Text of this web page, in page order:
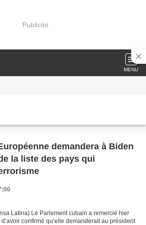
Publicité
MENU
demandera à Biden
la liste des pays qui
Latina) Le Parlement cubain a remercié hier
confirmé qu’elle demanderait au président